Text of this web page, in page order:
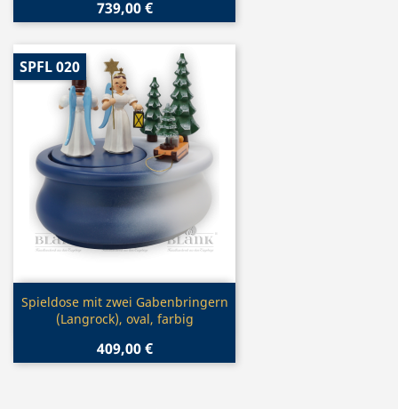
739,00 €
Vorschau
Spieldose mit zwei Gabenbringern
(Langrock), oval, farbig
409,00 €
SPFL 020